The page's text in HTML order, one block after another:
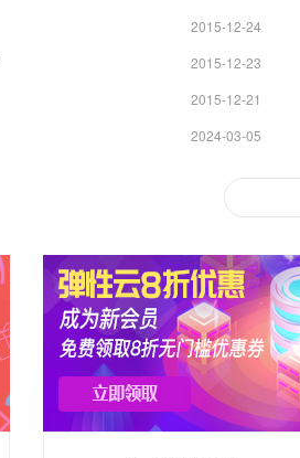
2015-12-24
2015-12-23
2015-12-21
2024-03-05